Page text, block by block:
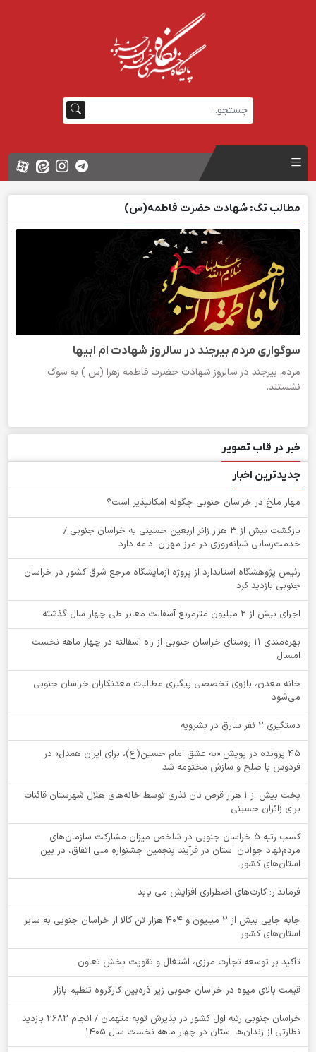
مطالب تگ: شهادت حضرت فاطمه(س)
سوگواری مردم بیرجند در سالروز شهادت ام ابیها
مردم بیرجند در سالروز شهادت حضرت فاطمه زهرا (س ) به سوگ
نشستند.
خبر در قاب تصویر
جدیدترین اخبار
‌مهار ملخ در خراسان جنوبی چگونه امکانپذیر است؟
بازگشت بیش از ۳ هزار زائر اربعین حسینی به خراسان جنوبی /
خدمت‌رسانی شبانه‌روزی در مرز مهران ادامه دارد
رئیس پژوهشگاه استاندارد از پروژه آزمایشگاه مرجع شرق کشور در خراسان
جنوبی بازدید کرد
اجرای بیش از ۲ میلیون مترمربع آسفالت معابر طی چهار سال گذشته
بهره‌مندی ۱۱ روستای خراسان جنوبی از راه آسفالته در چهار ماهه نخست
امسال
خانه معدن، بازوی تخصصی پیگیری مطالبات معدنکاران خراسان جنوبی
می‌شود
دستگيري 2 نفر سارق در بشرويه
۴۵ پرونده در پویش «به عشق امام حسین(ع)، برای ایران همدل» در
فردوس با صلح و سازش مختومه شد
پخت بیش از 1 هزار قرص نان نذری توسط خانه‌های هلال شهرستان قائنات
برای زائران حسینی
کسب رتبه ۵ خراسان جنوبی در شاخص میزان مشارکت سازمان‌های
مردم‌نهاد جوانان استان در فرآیند پنجمین جشنواره ملی اتفاق، در بین
استان‌های کشور
فرماندار: کارت‌های اضطراری افزایش می یابد
جابه جایی بیش از 2 میلیون و 404 هزار تن کالا از خراسان جنوبی به سایر
استان‌های کشور
تأکید بر توسعه تجارت مرزی، اشتغال و تقویت بخش تعاون
قیمت بالای میوه در خراسان جنوبی زیر ذره‌بین کارگروه تنظیم بازار
خراسان جنوبی رتبه اول کشور در پذیرش توبه متهمان / انجام ۲۶۸۲ بازدید
نظارتی از زندان‌ها استان در چهار ماهه نخست سال 1405